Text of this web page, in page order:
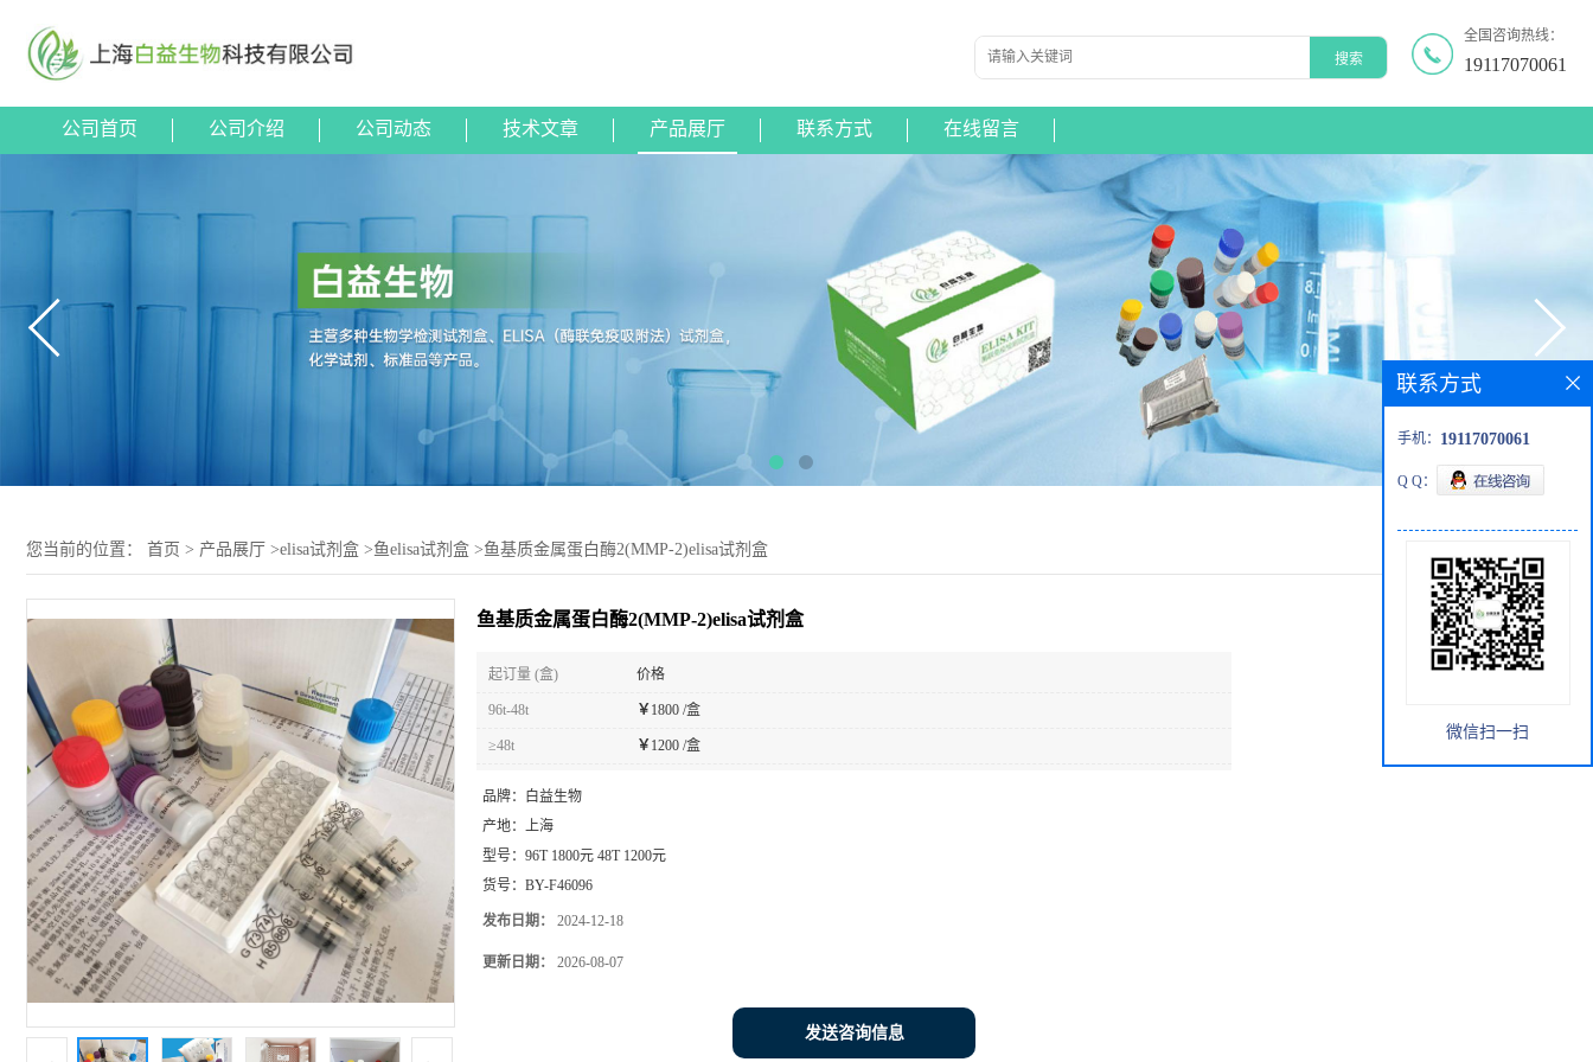
全国咨询热线：
19117070061
公司首页 公司介绍 公司动态 技术文章 产品展厅 联系方式 在线留言
您当前的位置： 首页 > 产品展厅 >elisa试剂盒 >鱼elisa试剂盒 >鱼基质金属蛋白酶2(MMP-2)elisa试剂盒
鱼基质金属蛋白酶2(MMP-2)elisa试剂盒
起订量 (盒) 价格
96t-48t ￥ 1800 /盒
≥48t ￥ 1200 /盒
品牌：
白益生物
产地： 上海
型号： 96T 1800元 48T 1200元
货号： BY-F46096
发布日期： 2024-12-18
更新日期： 2026-08-07
发送咨询信息
联系方式
手机： 19117070061
Q Q：
微信扫一扫